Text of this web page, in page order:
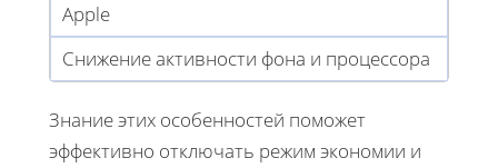
Apple
Снижение активности фона и процессора
Знание этих особенностей поможет
эффективно отключать режим экономии и